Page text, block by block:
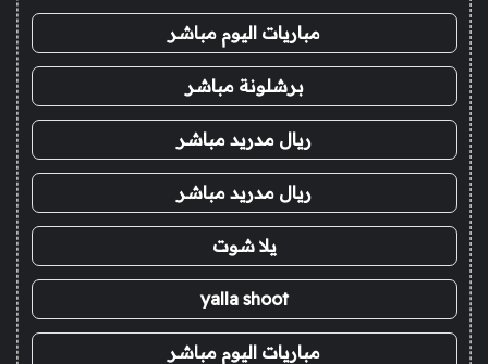
مباريات اليوم مباشر
برشلونة مباشر
ريال مدريد مباشر
ريال مدريد مباشر
يلا شوت
yalla shoot
مباريات اليوم مباشر